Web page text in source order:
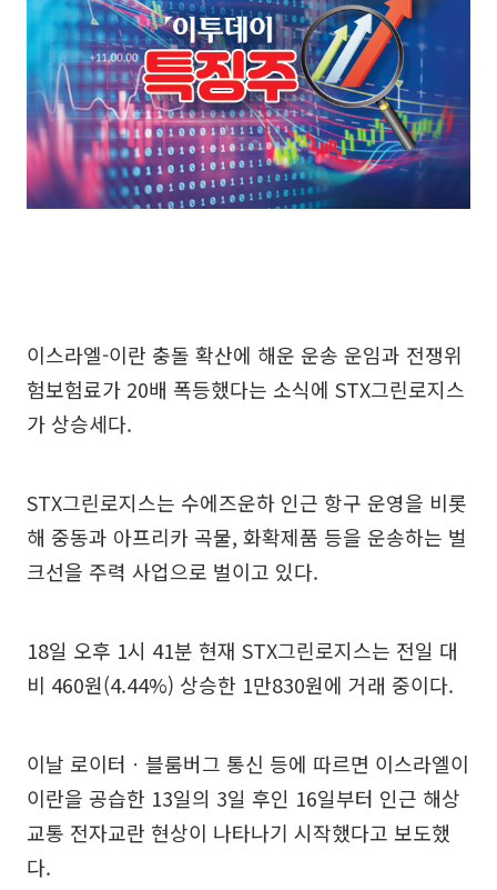
이스라엘-이란 충돌 확산에 해운 운송 운임과 전쟁위
험보험료가 20배 폭등했다는 소식에 STX그린로지스
가 상승세다.
STX그린로지스는 수에즈운하 인근 항구 운영을 비롯
해 중동과 아프리카 곡물, 화확제품 등을 운송하는 벌
크선을 주력 사업으로 벌이고 있다.
18일 오후 1시 41분 현재 STX그린로지스는 전일 대
비 460원(4.44%) 상승한 1만830원에 거래 중이다.
이날 로이터ㆍ블룸버그 통신 등에 따르면 이스라엘이
이란을 공습한 13일의 3일 후인 16일부터 인근 해상
교통 전자교란 현상이 나타나기 시작했다고 보도했
다.